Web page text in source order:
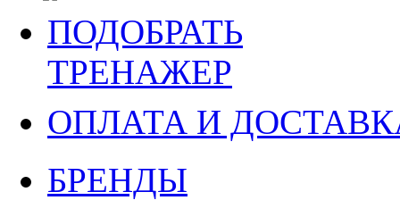
ПОДОБРАТЬ
ТРЕНАЖЕР
ОПЛАТА И
БРЕНДЫ